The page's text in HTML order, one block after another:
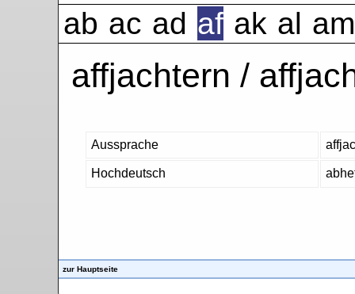
ab ac ad af ak al am
affjachtern /
Aussprache
Hochdeutsch
zur Hauptseite